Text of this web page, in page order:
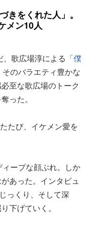
きをくれた人」。
メン10人
歌広場淳による 「僕
そのバラエティ豊かな
至な歌広場のトーク
った。
たび、イケメン愛を
ープな顔ぶれ。しか
あった。インタビュ
っくり、そして深
下げていく。